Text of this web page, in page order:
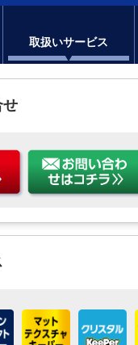
取扱いサービス
せ